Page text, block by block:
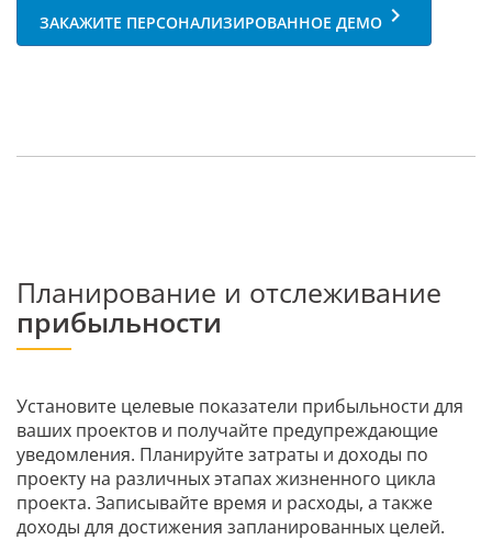
ЗАКАЖИТЕ ПЕРСОНАЛИЗИРОВАННОЕ ДЕМО keyboard_arrow_right
Планирование и отслеживание
прибыльности
Установите целевые показатели прибыльности для
ваших проектов и получайте предупреждающие
уведомления. Планируйте затраты и доходы по
проекту на различных этапах жизненного цикла
проекта. Записывайте время и расходы, а также
доходы для достижения запланированных целей.